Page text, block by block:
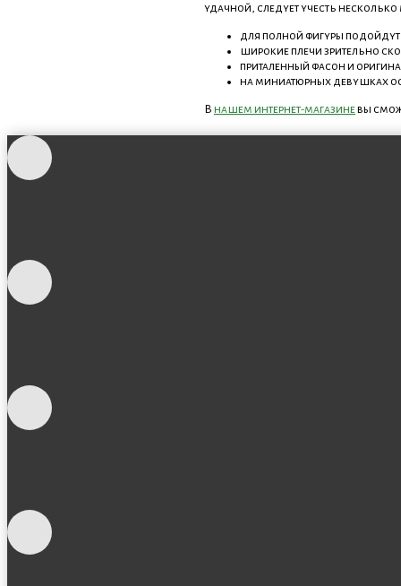
удачной, следует учесть
для полной фигуры
широкие плечи зрительно
приталенный фасон и
на миниатюрных девушках
В нашем интернет-магазиневы